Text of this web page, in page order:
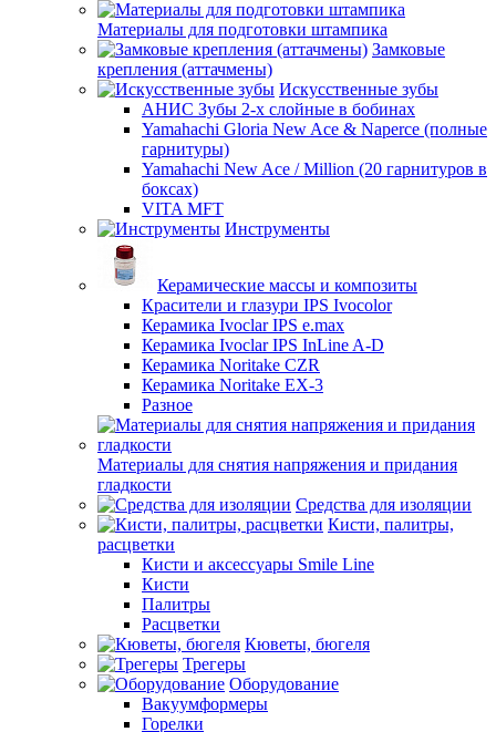
Материалы для подготовки штампика
Замковые
крепления (аттачмены)
Искусственные зубы
АНИС Зубы 2-х слойные в бобинах
Yamahachi Gloria New Ace & Naperce (полные
гарнитуры)
Yamahachi New Ace / Million (20 гарнитуров в
боксах)
VITA MFT
Инструменты
Керамические массы и композиты
Красители и глазури IPS Ivocolor
Керамика Ivoclar IPS e.max
Керамика Ivoclar IPS InLine A-D
Керамика Noritake CZR
Керамика Noritake EX-3
Разное
Материалы для снятия напряжения и придания
гладкости
Средства для изоляции
Кисти, палитры,
расцветки
Кисти и аксессуары Smile Line
Кисти
Палитры
Расцветки
Кюветы, бюгеля
Трегеры
Оборудование
Вакуумформеры
Горелки